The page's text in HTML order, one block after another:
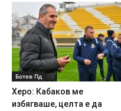
Ботев Пд
Херо: Кабаков ме
избягваше, целта е да